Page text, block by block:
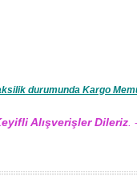
durumunda Kargo
Alışverişler Dileriz